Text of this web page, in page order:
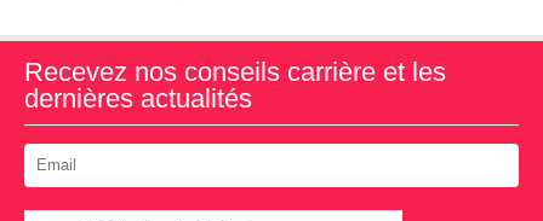
Recevez nos conseils carrière et les
dernières actualités